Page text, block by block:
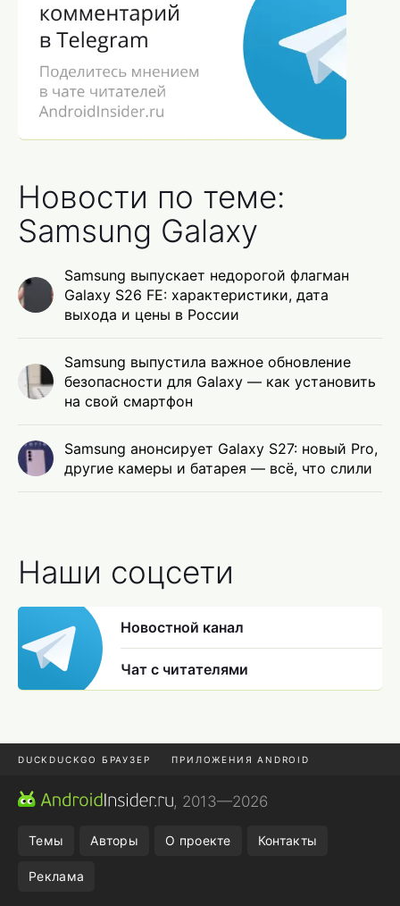
Новости по теме:
Samsung Galaxy
Samsung выпускает недорогой флагман
Galaxy S26 FE: характеристики, дата
выхода и цены в России
Samsung выпустила важное обновление
безопасности для Galaxy — как установить
на свой смартфон
Samsung анонсирует Galaxy S27: новый Pro,
другие камеры и батарея — всё, что слили
Наши соцсети
Новостной канал
Чат с читателями
DUCKDUCKGO БРАУЗЕР ПРИЛОЖЕНИЯ ANDROID
CHROME БРАУЗЕР
, 2013—2026
Темы Авторы О проекте Контакты
Реклама